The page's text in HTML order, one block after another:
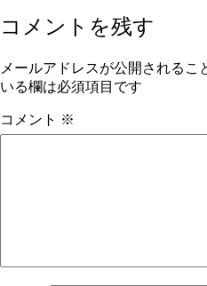
コメントを残す
メールアドレスが公開されるこ
いる欄は必須項目です
コメント ※